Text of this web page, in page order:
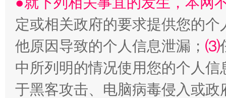
定或相关政府的要求提供您的个
他原因导致的个人信息泄漏； ⑶
中所列明的情况使用您的个人
于黑客攻击、电脑病毒侵入或